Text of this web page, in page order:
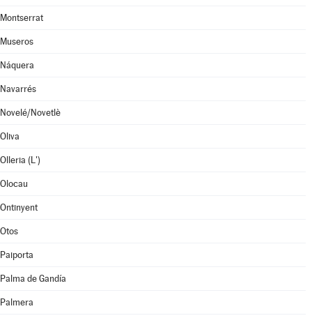
Montserrat
Museros
Náquera
Navarrés
Novelé/Novetlè
Oliva
Olleria (L')
Olocau
Ontinyent
Otos
Paiporta
Palma de Gandía
Palmera